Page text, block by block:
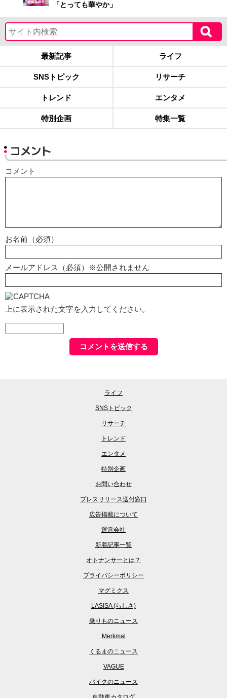
「とっても華やか」
最新記事 ライフ
SNSトピック リサーチ
トレンド エンタメ
特別企画 特集一覧
コメント
コメント
お名前（必須）
メールアドレス（必須）※公開されません
上に表示された文字を入力してください。
ライフ
SNSトピック
リサーチ
トレンド
エンタメ
特別企画
お問い合わせ
プレスリリース送付窓口
広告掲載について
運営会社
新着記事一覧
オトナンサーとは？
プライバシーポリシー
マグミクス
LASISA (らしさ)
乗りものニュース
Merkmal
くるまのニュース
VAGUE
バイクのニュース